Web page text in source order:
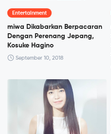
Entertainment
miwa Dikabarkan Berpacaran
Dengan Perenang Jepang,
Kosuke Hagino
September 10, 2018